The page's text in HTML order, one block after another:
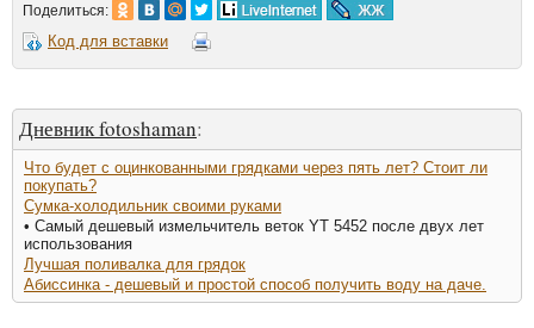
Поделиться:
Код для вставки
Дневник fotoshaman:
Что будет с оцинкованными грядками через пять лет? Стоит ли
покупать?
Сумка-холодильник своими руками
• Самый дешевый измельчитель веток YT 5452 после двух лет
использования
Лучшая поливалка для грядок
Абиссинка - дешевый и простой способ получить воду на даче.